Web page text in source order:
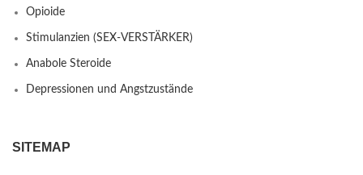
Opioide
Stimulanzien (SEX-VERSTÄRKER)
Anabole Steroide
Depressionen und Angstzustände
SITEMAP